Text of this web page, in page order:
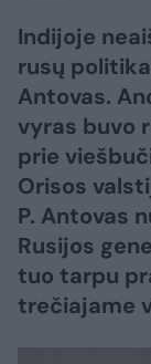
Indijoje
rusų
Antovas.
vyras buvo
prie
Orisos
P. Antovas
Rusijos
tuo tarpu
trečiajame